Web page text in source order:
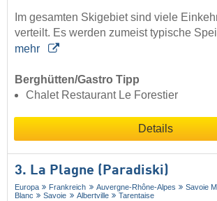
Im gesamten Skigebiet sind viele
verteilt. Es werden zumeist typische
mehr
Berghütten/Gastro Tipp
Chalet Restaurant Le Forestier
Details
3. La Plagne (Paradiski)
Europa Frankreich Auvergne-Rhône-Alpes
Savoie
Blanc
Savoie Albertville Tarentaise